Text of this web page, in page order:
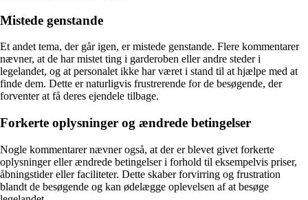
Mistede genstande
Et andet tema, der går igen, er mistede genstande. Flere kommentarer
nævner, at de har mistet ting i garderoben eller andre steder i
legelandet, og at personalet ikke har været i stand til at hjælpe med at
finde dem. Dette er naturligvis frustrerende for de besøgende, der
forventer at få deres ejendele tilbage.
Forkerte oplysninger og ændrede betingelser
Nogle kommentarer nævner også, at der er blevet givet forkerte
oplysninger eller ændrede betingelser i forhold til eksempelvis priser,
åbningstider eller faciliteter. Dette skaber forvirring og frustration
blandt de besøgende og kan ødelægge oplevelsen af at besøge